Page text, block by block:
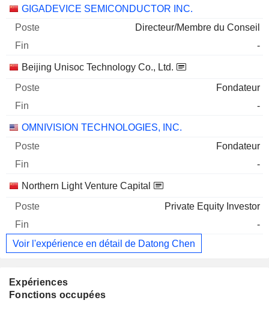
Sociétés Poste Fin
GIGADEVICE SEMICONDUCTOR INC.
Directeur/Membre du Conseil
-
Beijing Unisoc Technology Co., Ltd.
Fondateur
-
OMNIVISION TECHNOLOGIES, INC.
Fondateur
-
Northern Light Venture Capital
Private Equity Investor
-
Voir l'expérience en détail de Datong Chen
Expériences
Fonctions occupées